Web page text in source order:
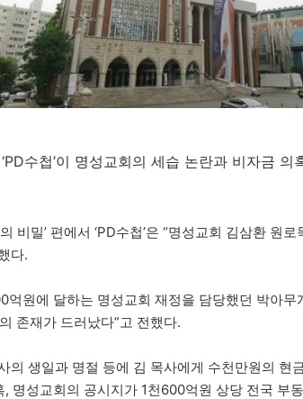
수첩’이 명성교회의 세습 논란과 비자금
비밀’ 편에서 ‘PD수첩’은 “명성교회 김삼환 원
다.
억원에 달하는 명성교회 재정을 담당했던 박아
존재가 드러났다”고 전했다.
의 생일과 명절 등에 김 목사에게 수천만원의 현
명성교회의 공시지가 1천600억원 상당 전국 부